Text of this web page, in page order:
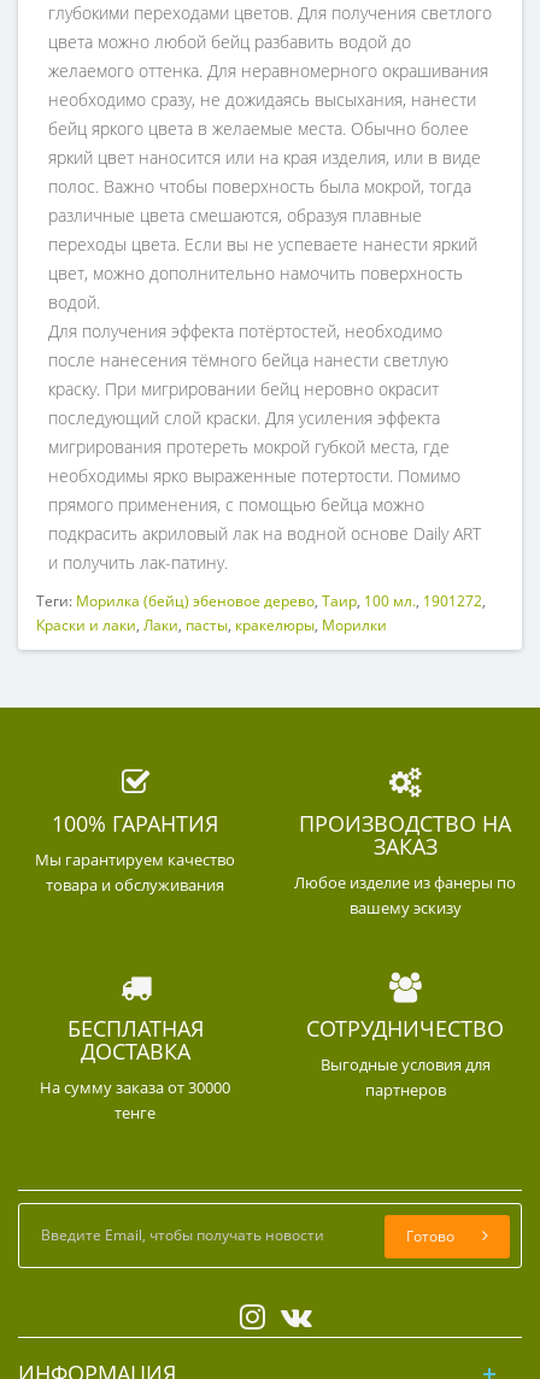
глубокими переходами цветов. Для получения светлого
цвета можно любой бейц разбавить водой до
желаемого оттенка. Для неравномерного окрашивания
необходимо сразу, не дожидаясь высыхания, нанести
бейц яркого цвета в желаемые места. Обычно более
яркий цвет наносится или на края изделия, или в виде
полос. Важно чтобы поверхность была мокрой, тогда
различные цвета смешаются, образуя плавные
переходы цвета. Если вы не успеваете нанести яркий
цвет, можно дополнительно намочить поверхность
водой.
Для получения эффекта потёртостей, необходимо
после нанесения тёмного бейца нанести светлую
краску. При мигрировании бейц неровно окрасит
последующий слой краски. Для усиления эффекта
мигрирования протереть мокрой губкой места, где
необходимы ярко выраженные потертости. Помимо
прямого применения, с помощью бейца можно
подкрасить акриловый лак на водной основе Daily ART
и получить лак-патину.
Теги: Морилка (бейц) эбеновое дерево, Таир, 100 мл., 1901272,
Краски и лаки, Лаки, пасты, кракелюры, Морилки
100% ГАРАНТИЯ
Мы гарантируем качество
товара и обслуживания
ПРОИЗВОДСТВО НА
ЗАКАЗ
Любое изделие из фанеры по
вашему эскизу
БЕСПЛАТНАЯ
ДОСТАВКА
На сумму заказа от 30000
тенге
СОТРУДНИЧЕСТВО
Выгодные условия для
партнеров
Готово
ИНФОРМАЦИЯ